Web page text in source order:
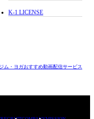
K-1 LICENSE
ム・ヨガおすすめ動画配信サービス